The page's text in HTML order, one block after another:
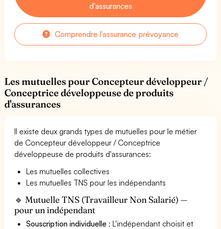
d'assurances
Comprendre l'assurance prévoyance
Les mutuelles pour Concepteur développeur /
Conceptrice développeuse de produits
d'assurances
Il existe deux grands types de mutuelles pour le métier
de Concepteur développeur / Conceptrice
développeuse de produits d'assurances:
Les mutuelles collectives
Les mutuelles TNS pour les indépendants
🔹 Mutuelle TNS (Travailleur Non Salarié) —
pour un indépendant
Souscription individuelle : L'indépendant choisit et